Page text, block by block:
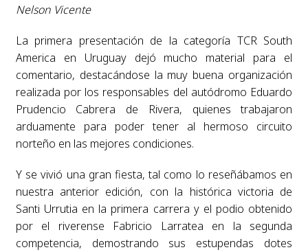
Nelson Vicente
La primera presentación de la categoría TCR South
America en Uruguay dejó mucho material para el
comentario, destacándose la muy buena organización
realizada por los responsables del autódromo Eduardo
Prudencio Cabrera de Rivera, quienes trabajaron
arduamente para poder tener al hermoso circuito
norteño en las mejores condiciones.
Y se vivió una gran fiesta, tal como lo reseñábamos en
nuestra anterior edición, con la histórica victoria de
Santi Urrutia en la primera carrera y el podio obtenido
por el riverense Fabricio Larratea en la segunda
competencia, demostrando sus estupendas dotes